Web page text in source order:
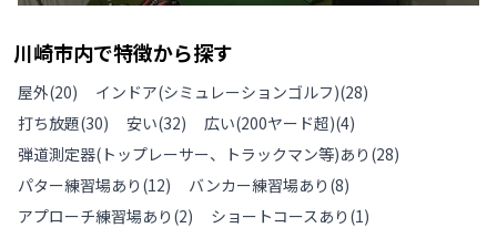
川崎市内で特徴から探す
屋外(20) インドア(シミュレーションゴルフ)(28)
打ち放題(30) 安い(32) 広い(200ヤード超)(4)
弾道測定器(トップレーサー、トラックマン等)あり (28)
パター練習場あり (12) バンカー練習場あり (8)
アプローチ練習場あり (2) ショートコースあり (1)